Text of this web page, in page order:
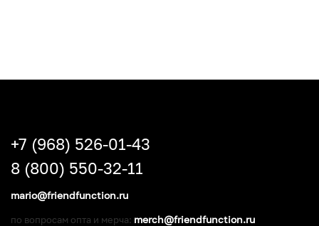
+7 (968) 526-01-43
8 (800) 550-32-11
mario@friendfunction.ru
по вопросам опта и мерча: merch@friendfunction.ru